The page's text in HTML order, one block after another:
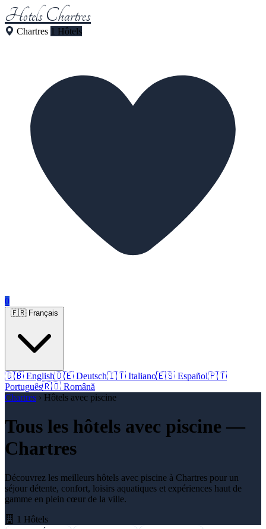
Hotels Chartres
Chartres 1 Hôtels
0
🇬🇧 English🇩🇪 Deutsch🇮🇹 Italiano🇪🇸 Español🇵🇹
Português🇷🇴 Română
Chartres › Hôtels avec piscine
Tous les hôtels avec piscine —
Chartres
Découvrez les meilleurs hôtels avec piscine à Chartres pour un
séjour détente, confort, loisirs aquatiques et expériences haut de
gamme en plein cœur de la ville.
1 Hôtels